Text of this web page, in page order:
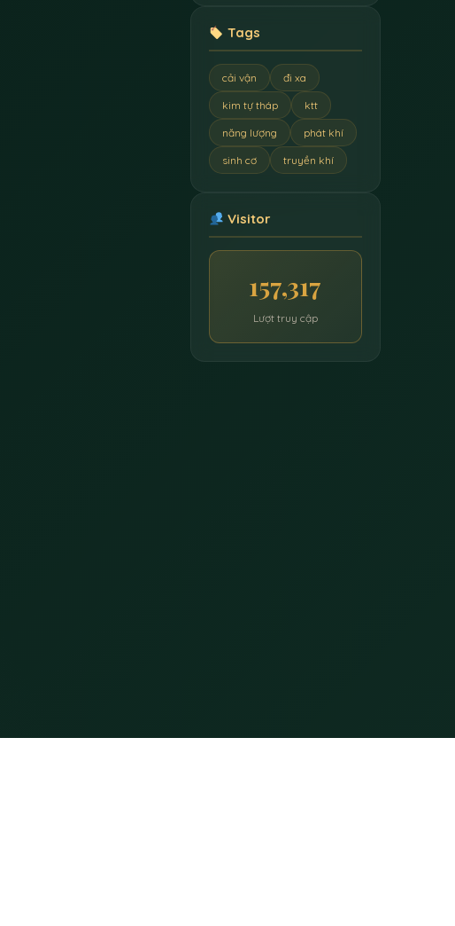
Tags
cải vận đi xa
kim tự tháp ktt
năng lượng phát khí
sinh cơ truyền khí
Visitor
157,317
Lượt truy cập